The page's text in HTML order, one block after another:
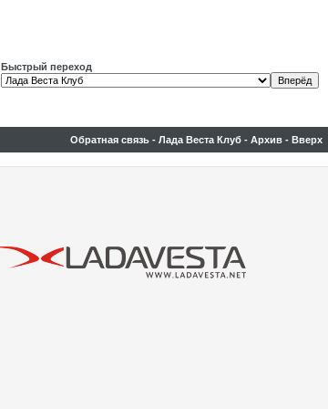
Быстрый переход
Обратная связь - Лада Веста Клуб - Архив - Вверх